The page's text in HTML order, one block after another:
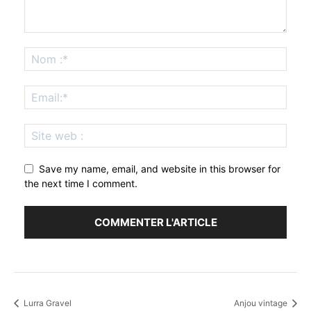
Save my name, email, and website in this browser for
the next time I comment.
Lurra Gravel Anjou vintage